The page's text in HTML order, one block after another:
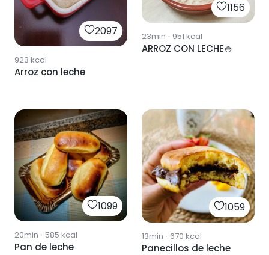
2097
923 kcal
Arroz con leche
1156
23min · 951 kcal
ARROZ CON LECHE🍚
1099
20min · 585 kcal
Pan de leche
1059
13min · 670 kcal
Panecillos de leche